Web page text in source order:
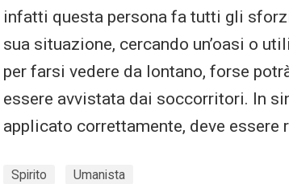
infatti questa persona fa tutti gli
sua situazione, cercando un’oasi o
per farsi vedere da lontano, forse
essere avvistata dai soccorritori. In
applicato correttamente, deve
Spirito Umanista